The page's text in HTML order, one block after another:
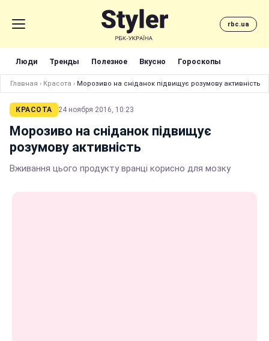
rbc.ua
Люди Тренды Полезное Вкусно Гороскопы
Главная › Красота › Морозиво на сніданок підвищує розумову активність
КРАСОТА 24 ноября 2016, 10:23
Морозиво на сніданок підвищує
розумову активність
Вживання цього продукту вранці корисно для мозку